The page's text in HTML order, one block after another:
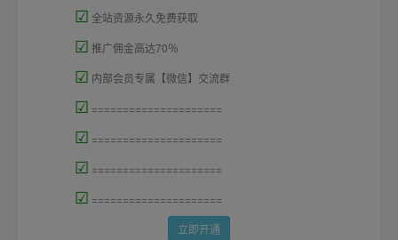
☑ 全站资源永久免费获取
☑ 推广佣金高达70％
☑ 内部会员专属【微信】交流群
☑ =====================
☑ =====================
☑ =====================
☑ =====================
立即开通